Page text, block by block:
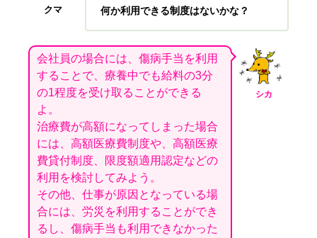
クマ
何か利用できる制度はないかな？
シカ
会社員の場合には、傷病手当を利用
することで、療養中でも給料の3分
の1程度を受け取ることができる
よ。
治療費が高額になってしまった場合
には、高額医療費制度や、高額医療
費貸付制度、限度額適用認定などの
利用を検討してみよう。
その他、仕事が原因となっている場
合には、労災を利用することができ
るし、傷病手当も利用できなかった